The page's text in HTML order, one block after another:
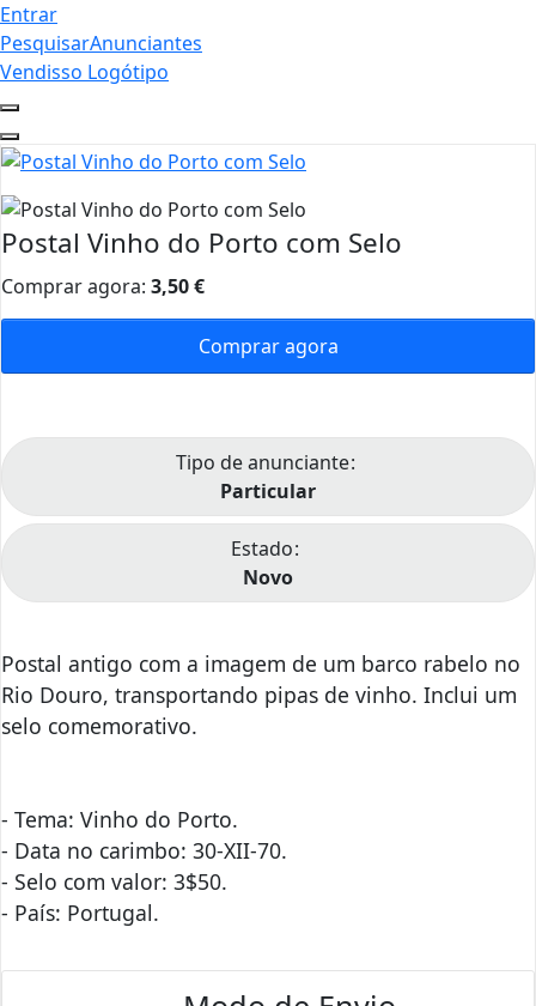
Entrar
PesquisarAnunciantes
Vendisso Logótipo
Postal Vinho do Porto com Selo
Comprar agora: 3,50€
Comprar agora
Tipo de anunciante
Particular
Estado
Novo
Postal antigo com a imagem de um barco rabelo no
Rio Douro, transportando pipas de vinho. Inclui um
selo comemorativo.
- Tema: Vinho do Porto.
- Data no carimbo: 30-XII-70.
- Selo com valor: 3$50.
- País: Portugal.